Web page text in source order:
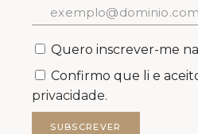
Quero inscrever-me
Confirmo que li e
privacidade.
SUBSCREVER